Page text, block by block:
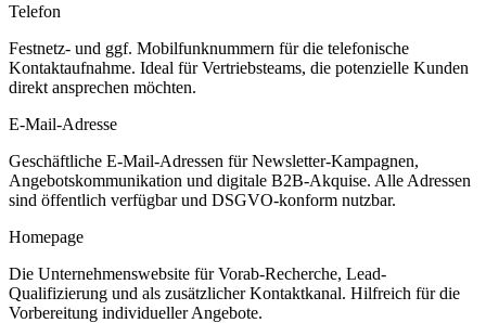
Telefon
Festnetz- und ggf. Mobilfunknummern für die telefonische
Kontaktaufnahme. Ideal für Vertriebsteams, die potenzielle Kunden
direkt ansprechen möchten.
E-Mail-Adresse
Geschäftliche E-Mail-Adressen für Newsletter-Kampagnen,
Angebotskommunikation und digitale B2B-Akquise. Alle Adressen
sind öffentlich verfügbar und DSGVO-konform nutzbar.
Homepage
Die Unternehmenswebsite für Vorab-Recherche, Lead-
Qualifizierung und als zusätzlicher Kontaktkanal. Hilfreich für die
Vorbereitung individueller Angebote.